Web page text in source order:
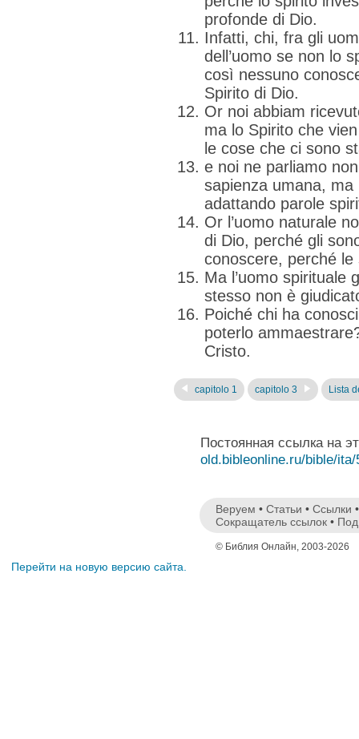
profonde di Dio.
Infatti, chi, fra gli
dell’uomo se non lo
così nessuno
Spirito di Dio.
Or noi abbiam
ma lo Spirito che
le cose che ci sono
e noi ne parliamo
sapienza umana,
adattando parole
Or l’uomo naturale
di Dio, perché gli
conoscere, perché
Ma l’uomo spirituale
stesso non è
Poiché chi ha
poterlo
Cristo.
capitolo 1 capitolo 3 Lista
Постоянная ссылка на
old.bibleonline.ru/bible/ita/
Веруем • Статьи • Ссылки
Сокращатель ссылок •
© Библия Онлайн, 2003-2026
Перейти на новую версию сайта.